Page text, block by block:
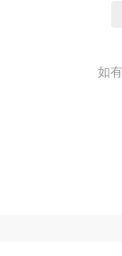
如